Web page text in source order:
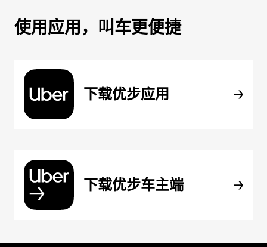
使用应用，叫车更便捷
下载优步应用
下载优步车主端